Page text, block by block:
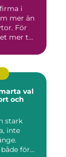
i
mer än
För
mer t...
och
stark
inte
för